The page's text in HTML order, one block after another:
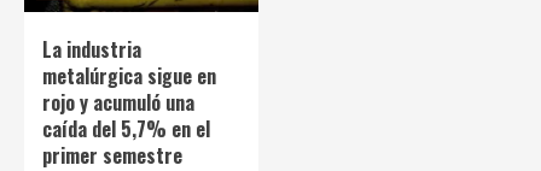
La industria
metalúrgica sigue en
rojo y acumuló una
caída del 5,7% en el
primer semestre